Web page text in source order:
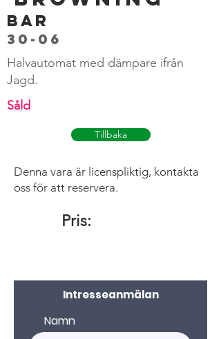
BAR
30-06
Halvautomat med dämpare ifrån
Jagd.
Såld
Tillbaka
Denna vara är licenspliktig, kontakta
oss för att reservera.
Pris:
Intresseanmälan
Namn